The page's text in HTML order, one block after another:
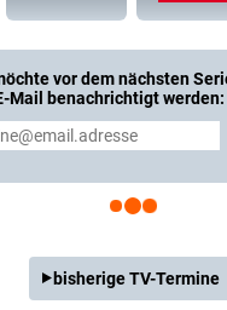
vor dem nächsten
Mail benachrichtigt werden:
bisherige TV-Termine